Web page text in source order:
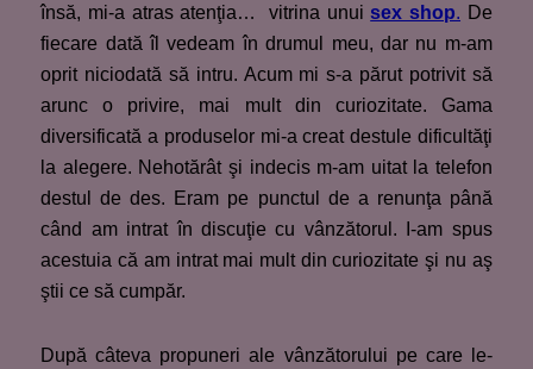
însă, mi-a atras atenţia…vitrina unuisex shop. De
fiecare dată îl vedeam în drumul meu, dar nu m-am
oprit niciodată să intru. Acum mi s-a părut potrivit să
arunc o privire, mai mult din curiozitate. Gama
diversificată a produselor mi-a creat destule dificultăţi
la alegere. Nehotărât şi indecis m-am uitat la telefon
destul de des. Eram pe punctul de a renunţa până
când am intrat în discuţie cu vânzătorul. I-am spus
acestuia că am intrat mai mult din curiozitate şi nu aş
ştii ce să cumpăr.
După câteva propuneri ale vânzătorului pe care le-